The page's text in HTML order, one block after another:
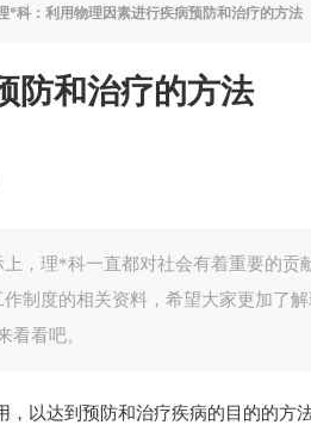
*科：利用物理因素进行疾病预防和治疗的方法
防和治疗的方法
，理*科一直都对社会有着重要的贡
制度的相关资料，希望大家更加了
看看吧。
以达到预防和治疗疾病的目的的方